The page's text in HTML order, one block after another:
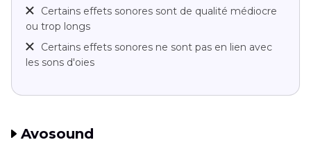
Certains effets sonores sont de qualité médiocre
ou trop longs
Certains effets sonores ne sont pas en lien avec
les sons d'oies
Avosound